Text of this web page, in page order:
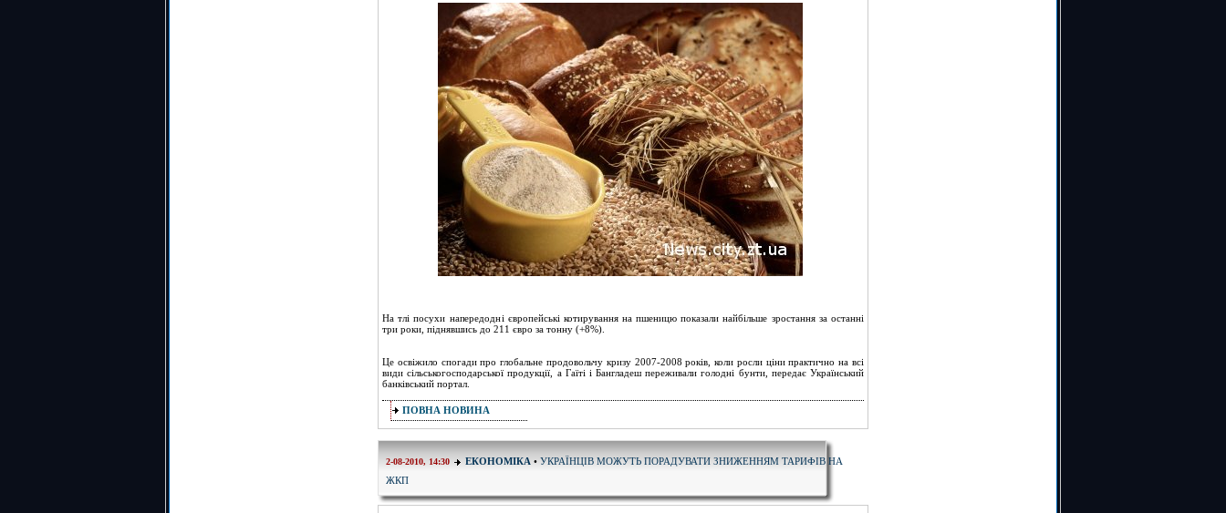
На тлі посухи напередодні європейські котирування на пшеницю показали найбільше зростання за останні
три роки, піднявшись до 211 євро за тонну (+8%).
Це освіжило спогади про глобальне продовольчу кризу 2007-2008 років, коли росли ціни практично на всі
види сільськогосподарської продукції, а Гаїті і Бангладеш переживали голодні бунти, передає Український
банківський портал.
ПОВНА НОВИНА
2-08-2010, 14:30 ЕКОНОМІКА • УКРАЇНЦІВ МОЖУТЬ ПОРАДУВАТИ ЗНИЖЕННЯМ ТАРИФІВ НА
ЖКП